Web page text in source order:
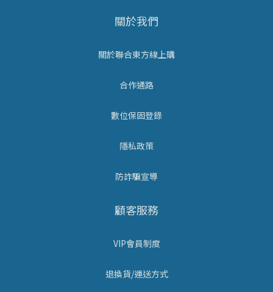
關於我們
關於聯合東方線上購
合作通路
數位保固登錄
隱私政策
防詐騙宣導
顧客服務
VIP會員制度
退換貨/運送方式